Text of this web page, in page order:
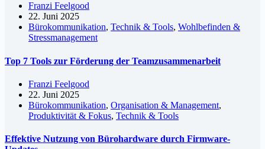
Franzi Feelgood
22. Juni 2025
Bürokommunikation, Technik & Tools, Wohlbefinden &
Stressmanagement
Top 7 Tools zur Förderung der Teamzusammenarbeit
Franzi Feelgood
22. Juni 2025
Bürokommunikation, Organisation & Management,
Produktivität & Fokus, Technik & Tools
Effektive Nutzung von Bürohardware durch Firmware-